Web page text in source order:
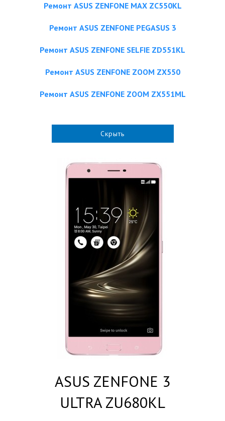
Ремонт ASUS ZENFONE MAX ZC550KL
Ремонт ASUS ZENFONE PEGASUS 3
Ремонт ASUS ZENFONE SELFIE ZD551KL
Ремонт ASUS ZENFONE ZOOM ZX550
Ремонт ASUS ZENFONE ZOOM ZX551ML
Скрыть
ASUS ZENFONE 3
ULTRA ZU680KL